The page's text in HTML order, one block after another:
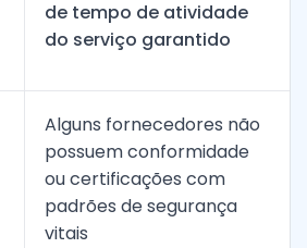
de tempo de atividade
do serviço garantido
Alguns fornecedores não
possuem conformidade
ou certificações com
padrões de segurança
vitais